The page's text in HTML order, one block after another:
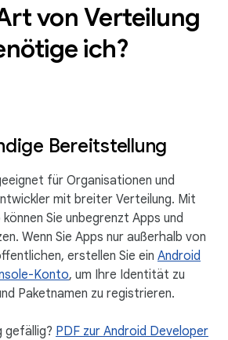
von Verteilung
ich?
Bereitstellung
für Organisationen und
mit breiter Verteilung. Mit
Sie unbegrenzt Apps und
Wenn Sie Apps nur außerhalb von
erstellen Sie ein Android
Konto, um Ihre Identität zu
Paketnamen zu registrieren.
gefällig? PDF zur Android Developer